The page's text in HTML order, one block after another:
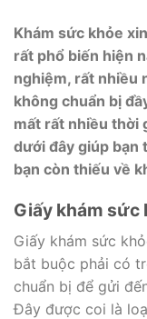
Khám sức khỏe
rất phổ biến hiện
nghiệm, rất nhiều
không chuẩn bị
mất rất nhiều thời
dưới đây giúp bạn
bạn còn thiếu về
Giấy khám sức
Giấy khám sức
bắt buộc phải có
chuẩn bị để gửi
Đây được coi là